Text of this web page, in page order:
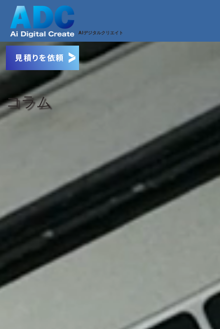
AIデジタルクリエイト
見積りを依頼
コラム